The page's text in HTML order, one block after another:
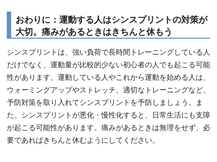
おわりに：運動する人はシンスプリントの対策が
大切。痛みがあるときはきちんと休もう
シンスプリントは、強い負荷で長時間トレーニングしている人
だけでなく、運動量が比較的少ない初心者の人でも起こる可能
性があります。運動している人やこれから運動を始める人は、
ウォーミングアップやストレッチ、適切なトレーニングなど、
予防対策を取り入れてシンスプリントを予防しましょう。ま
た、シンスプリントが悪化・慢性化すると、日常生活にも支障
が起こる可能性があります。痛みがあるときは無理をせず、必
要であればきちんと休むようにしてください。